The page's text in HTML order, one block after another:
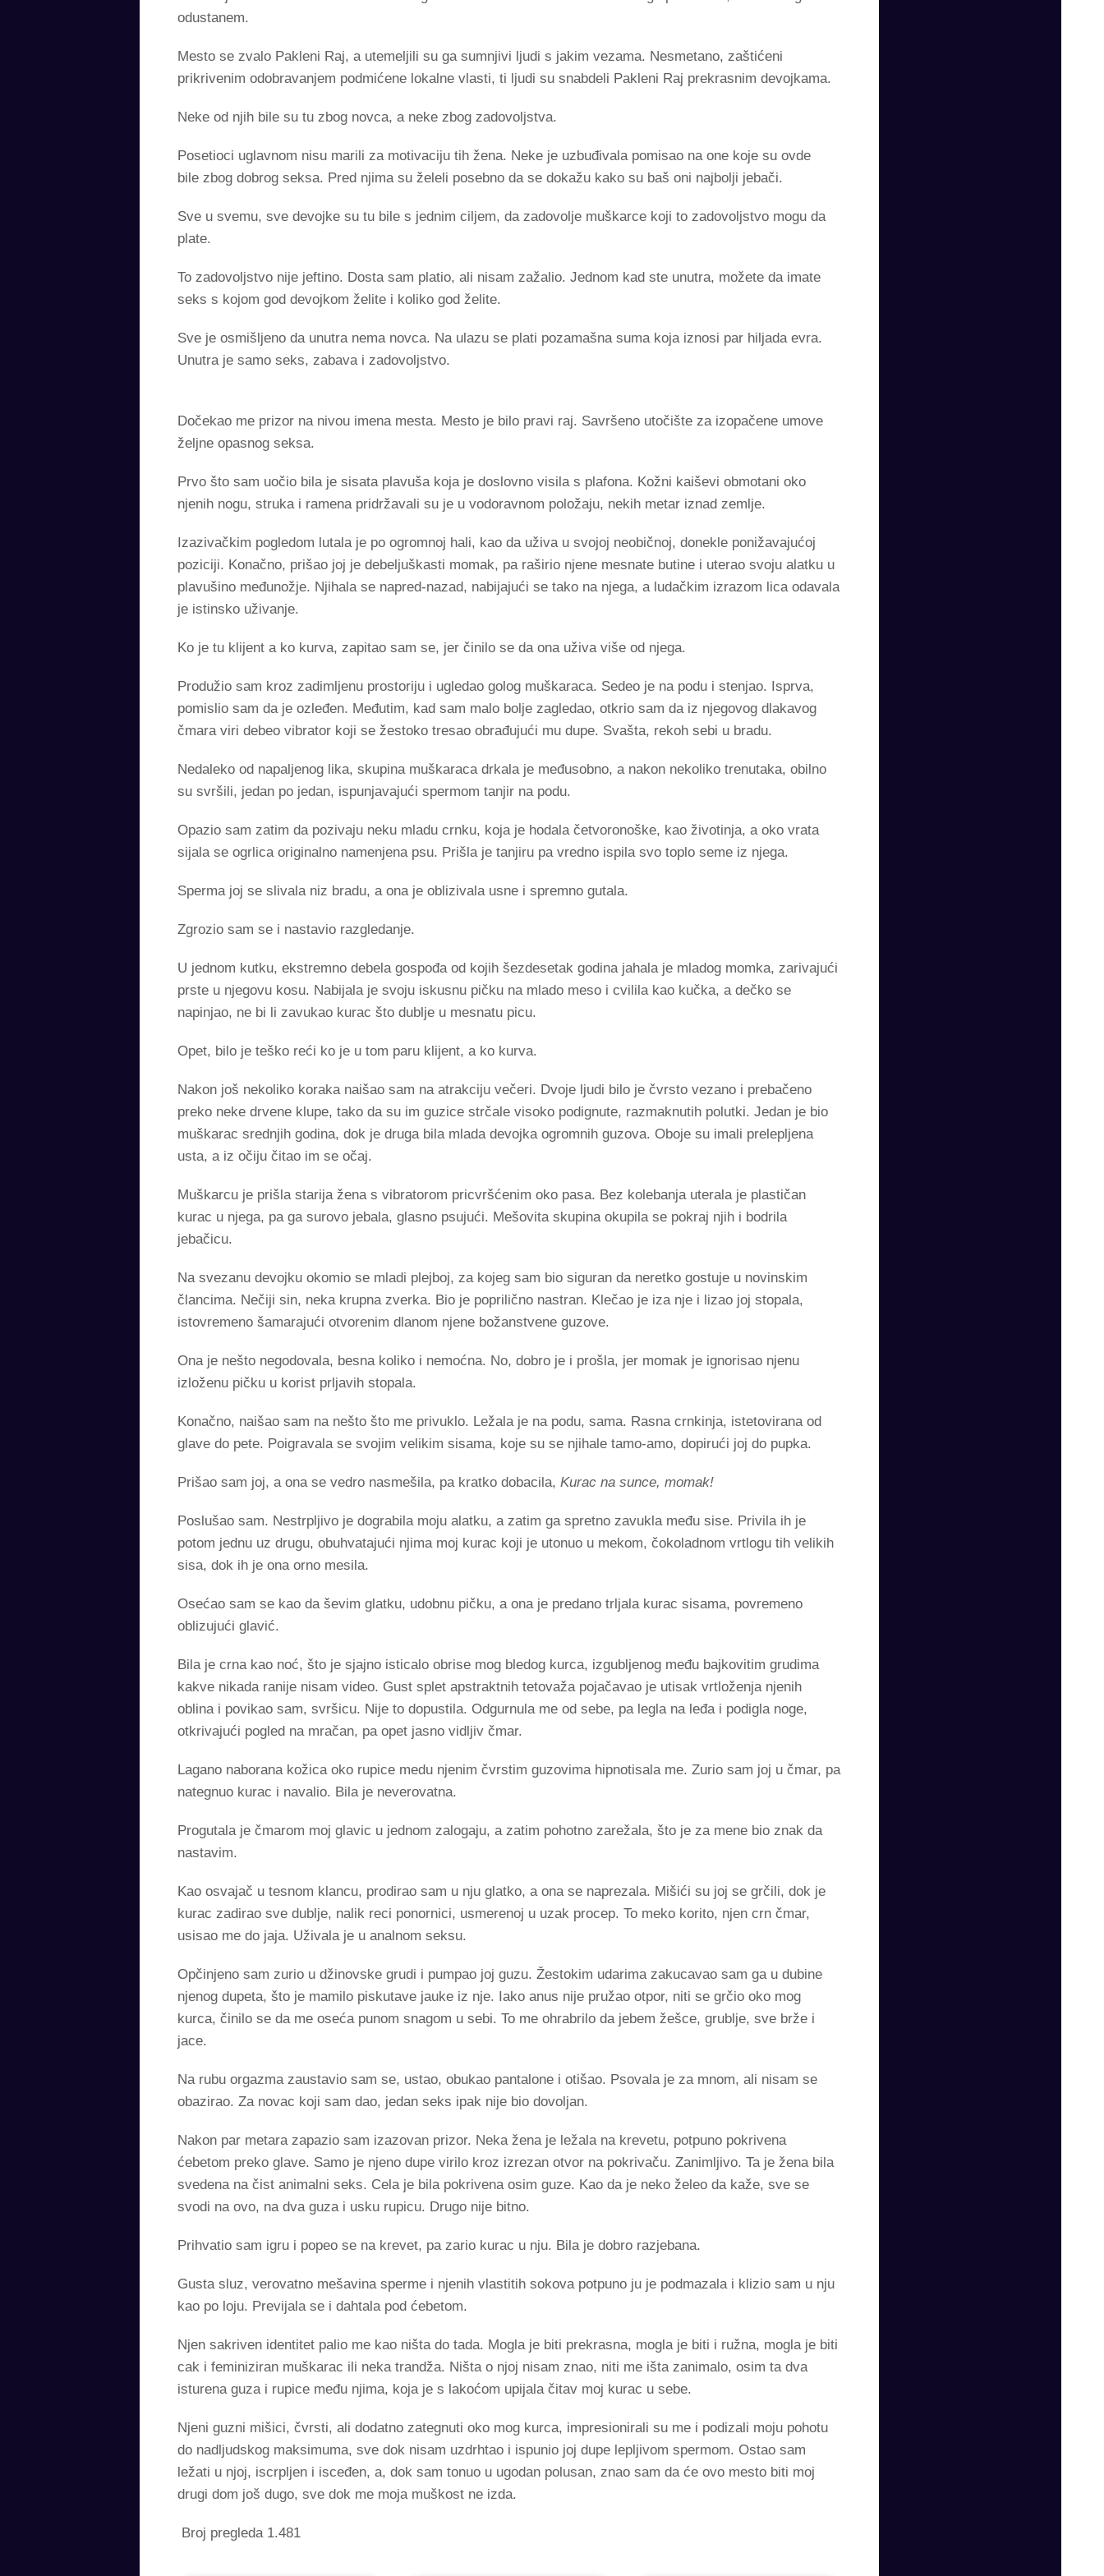
odustanem.
Mesto se zvalo Pakleni Raj, a utemeljili su ga sumnjivi ljudi s jakim vezama. Nesmetano, zaštićeni
prikrivenim odobravanjem podmićene lokalne vlasti, ti ljudi su snabdeli Pakleni Raj prekrasnim devojkama.
Neke od njih bile su tu zbog novca, a neke zbog zadovoljstva.
Posetioci uglavnom nisu marili za motivaciju tih žena. Neke je uzbuđivala pomisao na one koje su ovde
bile zbog dobrog seksa. Pred njima su želeli posebno da se dokažu kako su baš oni najbolji jebači.
Sve u svemu, sve devojke su tu bile s jednim ciljem, da zadovolje muškarce koji to zadovoljstvo mogu da
plate.
To zadovoljstvo nije jeftino. Dosta sam platio, ali nisam zažalio. Jednom kad ste unutra, možete da imate
seks s kojom god devojkom želite i koliko god želite.
Sve je osmišljeno da unutra nema novca. Na ulazu se plati pozamašna suma koja iznosi par hiljada evra.
Unutra je samo seks, zabava i zadovoljstvo.
Dočekao me prizor na nivou imena mesta. Mesto je bilo pravi raj. Savršeno utočište za izopačene umove
željne opasnog seksa.
Prvo što sam uočio bila je sisata plavuša koja je doslovno visila s plafona. Kožni kaiševi obmotani oko
njenih nogu, struka i ramena pridržavali su je u vodoravnom položaju, nekih metar iznad zemlje.
Izazivačkim pogledom lutala je po ogromnoj hali, kao da uživa u svojoj neobičnoj, donekle ponižavajućoj
poziciji. Konačno, prišao joj je debeljuškasti momak, pa raširio njene mesnate butine i uterao svoju alatku u
plavušino međunožje. Njihala se napred-nazad, nabijajući se tako na njega, a ludačkim izrazom lica odavala
je istinsko uživanje.
Ko je tu klijent a ko kurva, zapitao sam se, jer činilo se da ona uživa više od njega.
Produžio sam kroz zadimljenu prostoriju i ugledao golog muškaraca. Sedeo je na podu i stenjao. Isprva,
pomislio sam da je ozleđen. Međutim, kad sam malo bolje zagledao, otkrio sam da iz njegovog dlakavog
čmara viri debeo vibrator koji se žestoko tresao obrađujući mu dupe. Svašta, rekoh sebi u bradu.
Nedaleko od napaljenog lika, skupina muškaraca drkala je međusobno, a nakon nekoliko trenutaka, obilno
su svršili, jedan po jedan, ispunjavajući spermom tanjir na podu.
Opazio sam zatim da pozivaju neku mladu crnku, koja je hodala četvoronoške, kao životinja, a oko vrata
sijala se ogrlica originalno namenjena psu. Prišla je tanjiru pa vredno ispila svo toplo seme iz njega.
Sperma joj se slivala niz bradu, a ona je oblizivala usne i spremno gutala.
Zgrozio sam se i nastavio razgledanje.
U jednom kutku, ekstremno debela gospođa od kojih šezdesetak godina jahala je mladog momka, zarivajući
prste u njegovu kosu. Nabijala je svoju iskusnu pičku na mlado meso i cvilila kao kučka, a dečko se
napinjao, ne bi li zavukao kurac što dublje u mesnatu picu.
Opet, bilo je teško reći ko je u tom paru klijent, a ko kurva.
Nakon još nekoliko koraka naišao sam na atrakciju večeri. Dvoje ljudi bilo je čvrsto vezano i prebačeno
preko neke drvene klupe, tako da su im guzice strčale visoko podignute, razmaknutih polutki. Jedan je bio
muškarac srednjih godina, dok je druga bila mlada devojka ogromnih guzova. Oboje su imali prelepljena
usta, a iz očiju čitao im se očaj.
Muškarcu je prišla starija žena s vibratorom pricvršćenim oko pasa. Bez kolebanja uterala je plastičan
kurac u njega, pa ga surovo jebala, glasno psujući. Mešovita skupina okupila se pokraj njih i bodrila
jebačicu.
Na svezanu devojku okomio se mladi plejboj, za kojeg sam bio siguran da neretko gostuje u novinskim
člancima. Nečiji sin, neka krupna zverka. Bio je poprilično nastran. Klečao je iza nje i lizao joj stopala,
istovremeno šamarajući otvorenim dlanom njene božanstvene guzove.
Ona je nešto negodovala, besna koliko i nemoćna. No, dobro je i prošla, jer momak je ignorisao njenu
izloženu pičku u korist prljavih stopala.
Konačno, naišao sam na nešto što me privuklo. Ležala je na podu, sama. Rasna crnkinja, istetovirana od
glave do pete. Poigravala se svojim velikim sisama, koje su se njihale tamo-amo, dopirući joj do pupka.
Prišao sam joj, a ona se vedro nasmešila, pa kratko dobacila, Kurac na sunce, momak!
Poslušao sam. Nestrpljivo je dograbila moju alatku, a zatim ga spretno zavukla među sise. Privila ih je
potom jednu uz drugu, obuhvatajući njima moj kurac koji je utonuo u mekom, čokoladnom vrtlogu tih velikih
sisa, dok ih je ona orno mesila.
Osećao sam se kao da ševim glatku, udobnu pičku, a ona je predano trljala kurac sisama, povremeno
oblizujući glavić.
Bila je crna kao noć, što je sjajno isticalo obrise mog bledog kurca, izgubljenog među bajkovitim grudima
kakve nikada ranije nisam video. Gust splet apstraktnih tetovaža pojačavao je utisak vrtloženja njenih
oblina i povikao sam, svršicu. Nije to dopustila. Odgurnula me od sebe, pa legla na leđa i podigla noge,
otkrivajući pogled na mračan, pa opet jasno vidljiv čmar.
Lagano naborana kožica oko rupice medu njenim čvrstim guzovima hipnotisala me. Zurio sam joj u čmar, pa
nategnuo kurac i navalio. Bila je neverovatna.
Progutala je čmarom moj glavic u jednom zalogaju, a zatim pohotno zarežala, što je za mene bio znak da
nastavim.
Kao osvajač u tesnom klancu, prodirao sam u nju glatko, a ona se naprezala. Mišići su joj se grčili, dok je
kurac zadirao sve dublje, nalik reci ponornici, usmerenoj u uzak procep. To meko korito, njen crn čmar,
usisao me do jaja. Uživala je u analnom seksu.
Opčinjeno sam zurio u džinovske grudi i pumpao joj guzu. Žestokim udarima zakucavao sam ga u dubine
njenog dupeta, što je mamilo piskutave jauke iz nje. Iako anus nije pružao otpor, niti se grčio oko mog
kurca, činilo se da me oseća punom snagom u sebi. To me ohrabrilo da jebem žešce, grublje, sve brže i
jace.
Na rubu orgazma zaustavio sam se, ustao, obukao pantalone i otišao. Psovala je za mnom, ali nisam se
obazirao. Za novac koji sam dao, jedan seks ipak nije bio dovoljan.
Nakon par metara zapazio sam izazovan prizor. Neka žena je ležala na krevetu, potpuno pokrivena
ćebetom preko glave. Samo je njeno dupe virilo kroz izrezan otvor na pokrivaču. Zanimljivo. Ta je žena bila
svedena na čist animalni seks. Cela je bila pokrivena osim guze. Kao da je neko želeo da kaže, sve se
svodi na ovo, na dva guza i usku rupicu. Drugo nije bitno.
Prihvatio sam igru i popeo se na krevet, pa zario kurac u nju. Bila je dobro razjebana.
Gusta sluz, verovatno mešavina sperme i njenih vlastitih sokova potpuno ju je podmazala i klizio sam u nju
kao po loju. Previjala se i dahtala pod ćebetom.
Njen sakriven identitet palio me kao ništa do tada. Mogla je biti prekrasna, mogla je biti i ružna, mogla je biti
cak i feminiziran muškarac ili neka trandža. Ništa o njoj nisam znao, niti me išta zanimalo, osim ta dva
isturena guza i rupice među njima, koja je s lakoćom upijala čitav moj kurac u sebe.
Njeni guzni mišici, čvrsti, ali dodatno zategnuti oko mog kurca, impresionirali su me i podizali moju pohotu
do nadljudskog maksimuma, sve dok nisam uzdrhtao i ispunio joj dupe lepljivom spermom. Ostao sam
ležati u njoj, iscrpljen i isceđen, a, dok sam tonuo u ugodan polusan, znao sam da će ovo mesto biti moj
drugi dom još dugo, sve dok me moja muškost ne izda.
Broj pregleda 1.481